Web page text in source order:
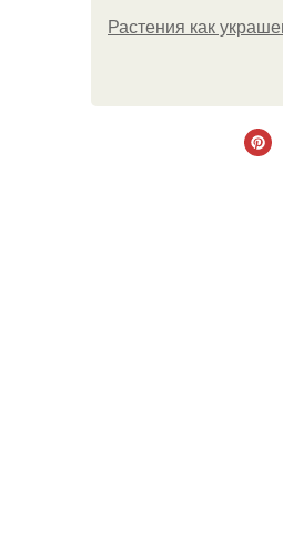
Растения как